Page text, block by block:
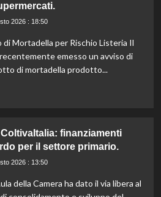
2026 : 18:50
Mortadella per Rischio Listeria Il
emesso un avviso di
di mortadella prodotto...
finanziamenti
per il settore primario.
2026 : 13:50
della Camera ha dato il via libera al